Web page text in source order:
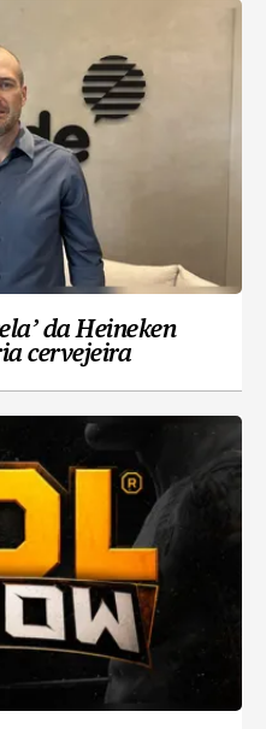
da Heineken
cervejeira